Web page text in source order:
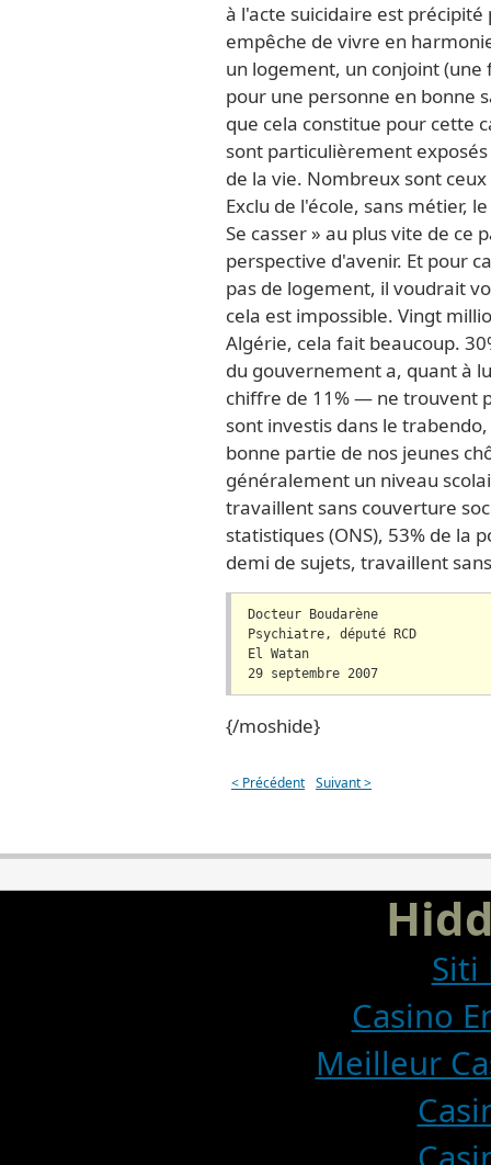
à l'acte suicidaire est
empêche de vivre en
un logement, un conjoint
pour une personne en bonne
que cela constitue pour cette
sont particulièrement
de la vie. Nombreux sont
Exclu de l'école, sans métier,
Se casser » au plus vite de ce
perspective d'avenir. Et pour
pas de logement, il voudrait
cela est impossible. Vingt
Algérie, cela fait beaucoup.
du gouvernement a, quant à
chiffre de 11% — ne trouvent
sont investis dans le
bonne partie de nos jeunes
généralement un niveau
travaillent sans couverture
statistiques (ONS), 53% de la
demi de sujets, travaillent
Docteur Boudarène
Psychiatre, député RCD
El Watan
29 septembre 2007
{/moshide}
< Précédent Suivant >
Siti
Casino
Meilleur